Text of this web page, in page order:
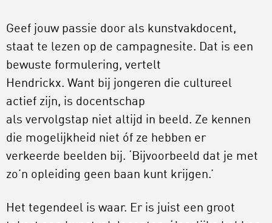
Geef jouw passie door als kunstvakdocent,
staat te lezen op de campagnesite. Dat is een
bewuste formulering, vertelt
Hendrickx. Want bij jongeren die cultureel
actief zijn, is docentschap
als vervolgstap niet altijd in beeld. Ze kennen
die mogelijkheid niet óf ze hebben er
verkeerde beelden bij. ‘Bijvoorbeeld dat je met
zo’n opleiding geen baan kunt krijgen.’
Het tegendeel is waar. Er is juist een groot